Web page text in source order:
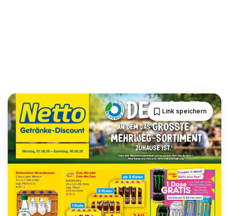
Link speichern